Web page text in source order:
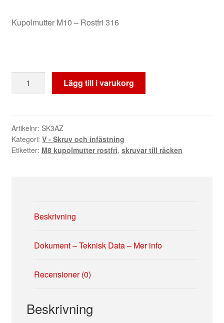
Kupolmutter M10 – Rostfri 316
316
mängd
Lägg till i varukorg
Artikelnr: SK3AZ
Kategori: V - Skruv och infästning
Etiketter: M8 kupolmutter rostfri, skruvar till räcken
Beskrivning
Dokument – Teknisk Data – Mer info
Recensioner (0)
Beskrivning